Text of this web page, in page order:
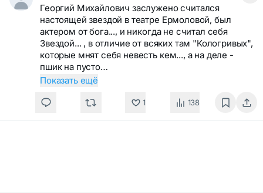
Георгий Михайлович заслужено считался
настоящей звездой в театре Ермоловой, был
актером от бога..., и никогда не считал себя
Звездой... , в отличие от всяких там "Кологривых",
которые мнят себя невесть кем..., а на деле -
пшик на пусто…
Показать ещё
1 138